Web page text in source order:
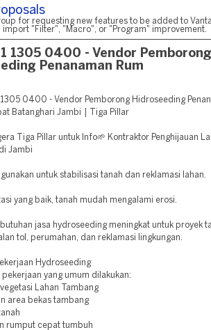
for requesting new features to be added to
"Filter", "Macro", or "Program" improvement.
1305 0400 - Vendor Pemborong
Penanaman Rum
1305 0400 - Vendor Pemborong Hidroseeding
Batanghari Jambi | Tiga Pillar
Tiga Pillar untuk Info🌱 Kontraktor Penghijauan
Jambi
untuk stabilisasi tanah dan reklamasi lahan.
yang baik, tanah mudah mengalami erosi.
jasa hydroseeding meningkat untuk proyek
tol, perumahan, dan reklamasi lingkungan.
Hydroseeding
pekerjaan yang umum dilakukan:
Lahan Tambang
area bekas tambang
rumput cepat tumbuh